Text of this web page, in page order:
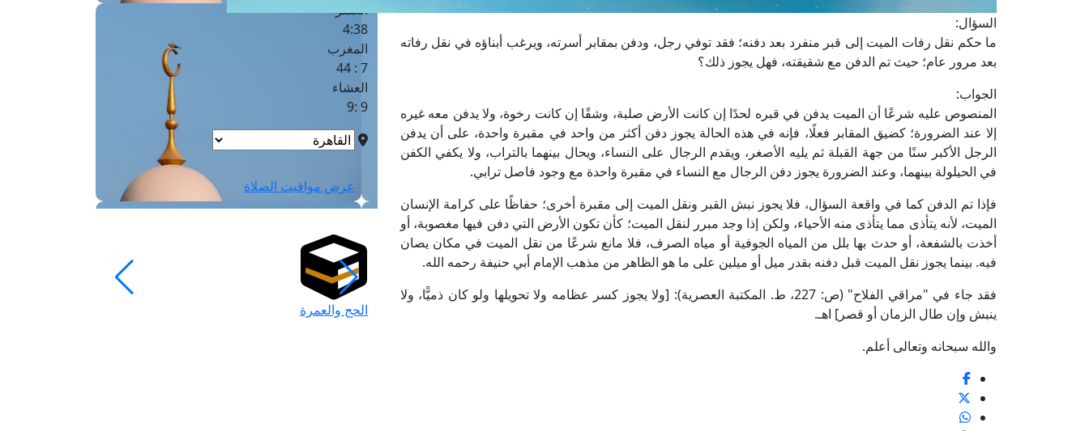
السؤال:
ما حكم نقل رفات الميت إلى قبر منفرد بعد دفنه؛ فقد توفي رجل، ودفن بمقابر أسرته، ويرغب أبناؤه في نقل رفاته
بعد مرور عام؛ حيث تم الدفن مع شقيقته، فهل يجوز ذلك؟
الجواب:
المنصوص عليه شرعًا أن الميت يدفن في قبره لحدًا إن كانت الأرض صلبة، وشقًا إن كانت رخوة، ولا يدفن معه غيره
إلا عند الضرورة؛ كضيق المقابر فعلًا، فإنه في هذه الحالة يجوز دفن أكثر من واحد في مقبرة واحدة، على أن يدفن
الرجل الأكبر سنًا من جهة القبلة ثم يليه الأصغر، ويقدم الرجال على النساء، ويحال بينهما بالتراب، ولا يكفي الكفن
في الحيلولة بينهما، وعند الضرورة يجوز دفن الرجال مع النساء في مقبرة واحدة مع وجود فاصل ترابي.
فإذا تم الدفن كما في واقعة السؤال، فلا يجوز نبش القبر ونقل الميت إلى مقبرة أخرى؛ حفاظًا على كرامة الإنسان
الميت، لأنه يتأذى مما يتأذى منه الأحياء، ولكن إذا وجد مبرر لنقل الميت؛ كأن تكون الأرض التي دفن فيها مغصوبة، أو
أخذت بالشفعة، أو حدث بها بلل من المياه الجوفية أو مياه الصرف، فلا مانع شرعًا من نقل الميت في مكان يصان
فيه. بينما يجوز نقل الميت قبل دفنه بقدر ميل أو ميلين على ما هو الظاهر من مذهب الإمام أبي حنيفة رحمه الله.
فقد جاء في "مراقي الفلاح" (ص: 227، ط. المكتبة العصرية): [ولا يجوز كسر عظامه ولا تحويلها ولو كان ذميًّا، ولا
ينبش وإن طال الزمان أو قصر] اهـ.
والله سبحانه وتعالى أعلم.
العصر
4:38
المغرب
7 : 44
العشاء
9 :9
عرض مواقيت الصلاة
الحج والعمرة